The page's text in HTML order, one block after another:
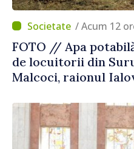
/ Acum 12
FOTO // Apa
de locuitorii din
Malcoci, raionul